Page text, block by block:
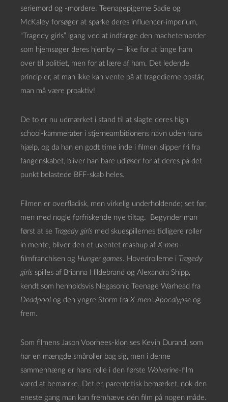
seriemord og -mordere. Teenagepigerne Sadie og
McKaley forsøger at sparke deres influencer-imperium,
“Tragedy girls” igang ved at indfange den machetemorder
som hjemsøger deres hjemby — ikke for at lange ham
over til politiet, men for at lære af ham. Det ledende
princip er, at man ikke kan vente på at tragedierne opstår,
man må være proaktiv!
De to er nu udmærket i stand til at slagte deres high
school-kammerater i stjerneambitionens navn uden hans
hjælp, og da han en godt time inde i filmen slipper fri fra
fangenskabet, bliver han bare udløser for at deres på det
punkt belastede BFF-skab heles.
Filmen er overfladisk, men virkelig underholdende; set før,
men med nogle forfriskende nye tiltag. Begynder man
først at se Tragedy girls med skuespillernes tidligere roller
in mente, bliver den et uventet mashup af X-men-
filmfranchisen og Hunger games. Hovedrollerne i Tragedy
girls spilles af Brianna Hildebrand og Alexandra Shipp,
kendt som henholdsvis Negasonic Teenage Warhead fra
Deadpool og den yngre Storm fra X-men: Apocalypse og
frem.
Som filmens Jason Voorhees-klon ses Kevin Durand, som
har en mængde småroller bag sig, men i denne
sammenhæng er hans rolle i den første Wolverine-film
værd at bemærke. Det er, parentetisk bemærket, nok den
eneste gang man kan fremhæve dén film på nogen måde.